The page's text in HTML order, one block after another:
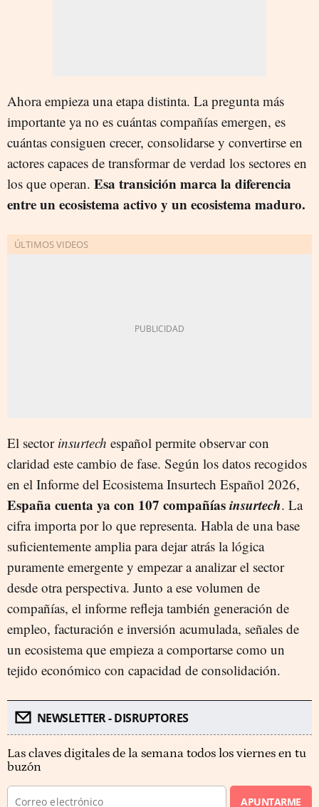
Ahora empieza una etapa distinta. La pregunta más
importante ya no es cuántas compañías emergen, es
cuántas consiguen crecer, consolidarse y convertirse en
actores capaces de transformar de verdad los sectores en
los que operan. Esa transición marca la diferencia
entre un ecosistema activo y un ecosistema maduro.
El sector insurtech español permite observar con
claridad este cambio de fase. Según los datos recogidos
en el Informe del Ecosistema Insurtech Español 2026,
España cuenta ya con 107 compañíasinsurtech. La
cifra importa por lo que representa. Habla de una base
suficientemente amplia para dejar atrás la lógica
puramente emergente y empezar a analizar el sector
desde otra perspectiva. Junto a ese volumen de
compañías, el informe refleja también generación de
empleo, facturación e inversión acumulada, señales de
un ecosistema que empieza a comportarse como un
tejido económico con capacidad de consolidación.
NEWSLETTER - DISRUPTORES
Las claves digitales de la semana todos los viernes en tu
buzón
APUNTARME